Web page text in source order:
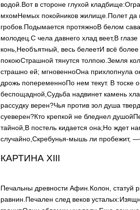
водой. Вот в стороне глухой кладбище:
мхомНемых покойников жилище. Полет да
гробов. Подымается протяжноВ белом
молодец. С чела давнего хлад веет,В глазе
конь, Необъятный, весь белеетИ всё более
покоюСтрашной тянутся толпою. Земля
страшно ей; мгновенноОна прихлопнула
дрожь попеременноПо нем текут. В тоске
беспощадной, Судьба надвинет камень
рассудку верен?Чья против зол душа
суеверен?Кто крепкой не бледнел душой
тайной, В постель кидается она;Но ждет
случайно, Скребунья-мышь ли пробежит, —
КАРТИНА XIII
Печальны древности Афин. Колон, статуй
равнин. Печален след веков усталых: